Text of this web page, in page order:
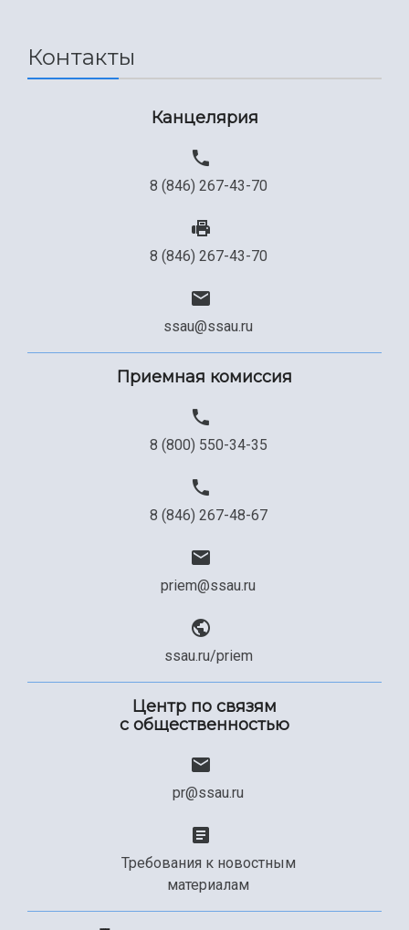
Контакты
Канцелярия
8 (846) 267-43-70
8 (846) 267-43-70
ssau@ssau.ru
Приемная комиссия
8 (800) 550-34-35
8 (846) 267-48-67
priem@ssau.ru
ssau.ru/priem
Центр по связям
с общественностью
pr@ssau.ru
Требования к новостным
материалам